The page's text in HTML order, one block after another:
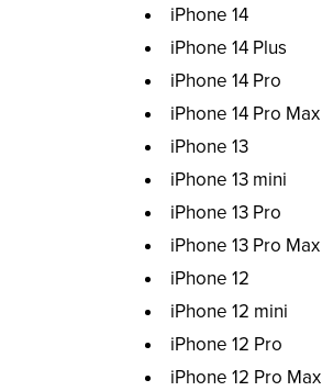
iPhone 14
iPhone 14 Plus
iPhone 14 Pro
iPhone 14 Pro Max
iPhone 13
iPhone 13 mini
iPhone 13 Pro
iPhone 13 Pro Max
iPhone 12
iPhone 12 mini
iPhone 12 Pro
iPhone 12 Pro Max